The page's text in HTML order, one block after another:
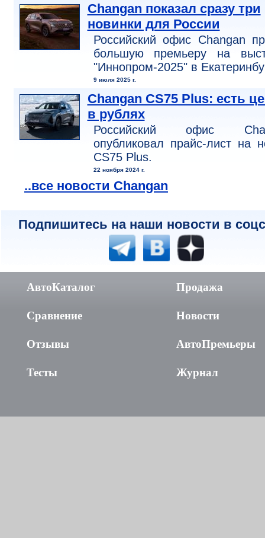
Changan показал сразу три
новинки для России
Российский офис Changan
большую премьеру на
"Иннопром-2025" в
9 июля 2025 г.
Changan CS75 Plus: есть
в рублях
Российский офис
опубликовал прайс-лист на
CS75 Plus.
22 ноября 2024 г.
..все новости Changan
Подпишитесь на наши новости в
АвтоКаталог
Сравнение
Отзывы
Тесты
Продажа
Новости
АвтоПремьеры
Журнал